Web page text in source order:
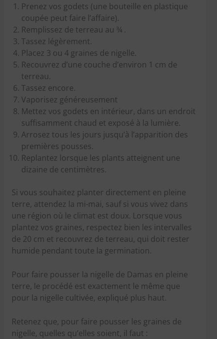
Prenez vos godets (une bouteille en plastique
coupée peut faire l’affaire).
Remplissez de terreau au ¾ .
Tassez légèrement.
Placez 3 ou 4 graines de nigelle.
Recouvrez d’une couche d’environ 1 cm de
terreau.
Tassez encore.
Vaporisez généreusement
Mettez vos godets en intérieur, dans un endroit
suffisamment chaud et exposé à la lumière.
Arrosez tous les jours jusqu’à l’apparition des
premières pousses.
Replantez lorsque les plants atteignent une
dizaine de centimètres.
Si vous souhaitez planter directement en pleine
terre, attendez la mi-mai, sauf si vous vivez dans
une région où le climat est doux. Lorsque vous
plantez vos graines, respectez bien les intervalles
de 20 cm et recouvrez de terreau, qui doit rester
humide pendant toute la germination.
Pour faire pousser la nigelle de Damas en pleine
terre, le procédé est exactement le même que
pour la nigelle cultivée, expliqué plus haut.
Retenez que, pour faire pousser les graines de
nigelle, quelles qu’elles soient, il faut :